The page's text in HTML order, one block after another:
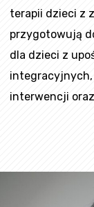
terapii dzieci z
przygotowują
dla dzieci z
integracyjnych,
interwencji